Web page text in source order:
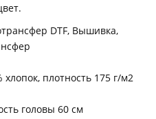
DTF, Вышивка,
плотность 175 г/м2
головы 60 см